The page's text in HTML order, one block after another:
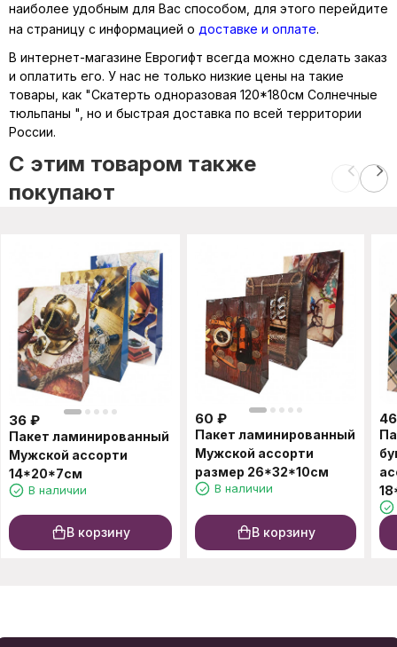
наиболее удобным для Вас способом, для этого перейдите
на страницу с информацией о доставке и оплате.
В интернет-магазине Еврогифт всегда можно сделать заказ
и оплатить его. У нас не только низкие цены на такие
товары, как "Скатерть одноразовая 120*180см Солнечные
тюльпаны ", но и быстрая доставка по всей территории
России.
C этим товаром также
покупают
36 ₽
Пакет ламинированный
Мужской ассорти
14*20*7см
В наличии
В корзину
60 ₽
Пакет ламинированный
Мужской ассорти
размер 26*32*10см
В наличии
В корзину
46